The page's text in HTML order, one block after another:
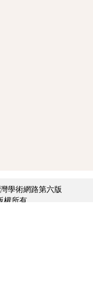
學術網路第六版
權所有